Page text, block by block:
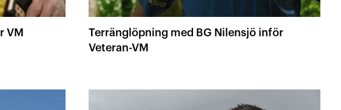
VM
Terränglöpning med BG Nilensjö inför
Veteran-VM